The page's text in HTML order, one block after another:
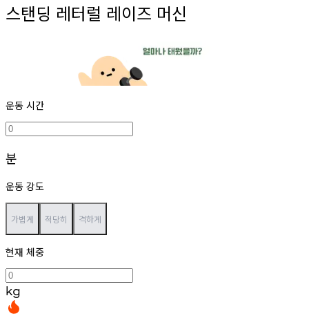
스탠딩 레터럴 레이즈 머신
운동 시간
분
운동 강도
가볍게 적당히 격하게
현재 체중
kg